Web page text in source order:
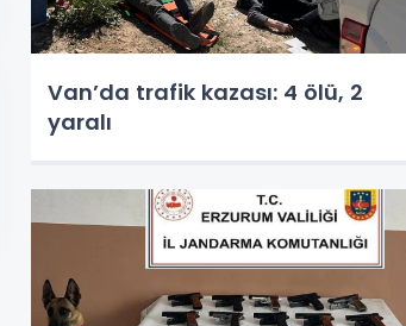
Van’da trafik kazası: 4 ölü, 2
yaralı